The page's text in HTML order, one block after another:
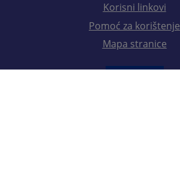
Korisni linkovi
Pomoć za korištenje
Mapa stranice